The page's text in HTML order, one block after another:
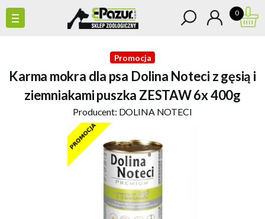
0
Promocja
Karma mokra dla psa Dolina Noteci z gęsią i
ziemniakami puszka ZESTAW 6x 400g
Producent: DOLINA NOTECI